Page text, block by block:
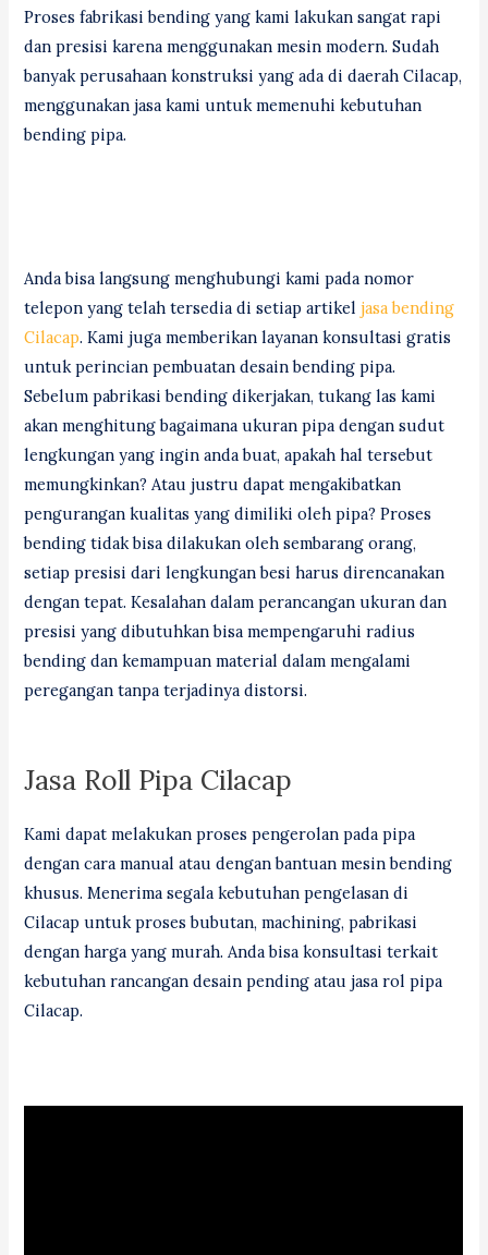
Proses fabrikasi bending yang kami lakukan sangat rapi
dan presisi karena menggunakan mesin modern. Sudah
banyak perusahaan konstruksi yang ada di daerah Cilacap,
menggunakan jasa kami untuk memenuhi kebutuhan
bending pipa.
Anda bisa langsung menghubungi kami pada nomor
telepon yang telah tersedia di setiap artikeljasa bending
Cilacap. Kami juga memberikan layanan konsultasi gratis
untuk perincian pembuatan desain bending pipa.
Sebelum pabrikasi bending dikerjakan, tukang las kami
akan menghitung bagaimana ukuran pipa dengan sudut
lengkungan yang ingin anda buat, apakah hal tersebut
memungkinkan? Atau justru dapat mengakibatkan
pengurangan kualitas yang dimiliki oleh pipa? Proses
bending tidak bisa dilakukan oleh sembarang orang,
setiap presisi dari lengkungan besi harus direncanakan
dengan tepat. Kesalahan dalam perancangan ukuran dan
presisi yang dibutuhkan bisa mempengaruhi radius
bending dan kemampuan material dalam mengalami
peregangan tanpa terjadinya distorsi.
Jasa Roll Pipa Cilacap
Kami dapat melakukan proses pengerolan pada pipa
dengan cara manual atau dengan bantuan mesin bending
khusus. Menerima segala kebutuhan pengelasan di
Cilacap untuk proses bubutan, machining, pabrikasi
dengan harga yang murah. Anda bisa konsultasi terkait
kebutuhan rancangan desain pending atau jasa rol pipa
Cilacap.